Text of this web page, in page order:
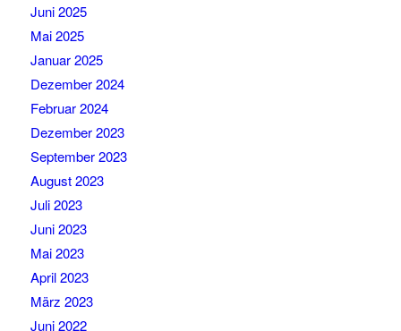
Juni 2025
Mai 2025
Januar 2025
Dezember 2024
Februar 2024
Dezember 2023
September 2023
August 2023
Juli 2023
Juni 2023
Mai 2023
April 2023
März 2023
Juni 2022